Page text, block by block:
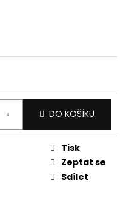
DO KOŠÍKU
Tisk
Zeptat se
Sdílet